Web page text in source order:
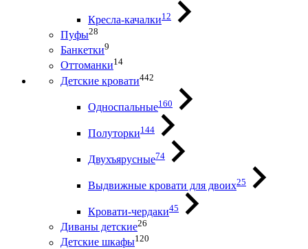
Кресла-качалки12
Пуфы28
Банкетки9
Оттоманки14
Детские кровати442
Односпальные160
Полуторки144
Двухъярусные74
Выдвижные кровати для двоих25
Кровати-чердаки45
Диваны детские26
Детские шкафы120